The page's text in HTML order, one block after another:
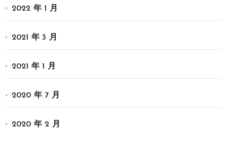
2022 年 1 月
2021 年 3 月
2021 年 1 月
2020 年 7 月
2020 年 2 月